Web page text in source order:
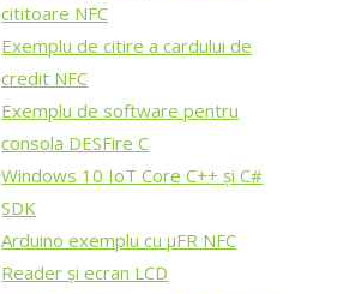
cititoare NFC
Exemplu de citire a cardului de
credit NFC
Exemplu de software pentru
consola DESFire C
Windows 10 IoT Core C++ și C#
SDK
Arduino exemplu cu μFR NFC
Reader și ecran LCD